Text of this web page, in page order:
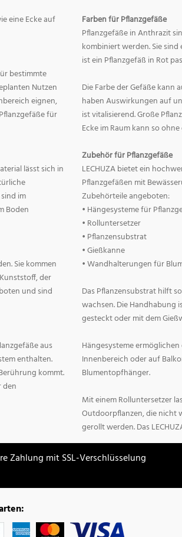
eine Ecke auf
bestimmte
Nutzen
eignen,
für
lässt sich in
im
Boden
Sie kommen
der
und sind
aus
enthalten.
kommt.
den
Farben für Pflanzgefäße
Pflanzgefäße in Anthrazit
kombiniert werden. Sie
ist ein Pflanzgefäß in Rot
Die Farbe der Gefäße kann
haben Auswirkungen auf
ist vitalisierend. Große
Ecke im Raum kann so
Zubehör für Pflanzgefäße
LECHUZA bietet ein
Pflanzgefäßen mit
Zubehörteile angeboten:
• Hängesysteme für
• Rolluntersetzer
• Pflanzensubstrat
• Gießkanne
• Wandhalterungen für
Das Pflanzensubstrat hilft
wachsen. Die Handhabung
gesteckt oder mit dem
Hängesysteme
Innenbereich oder auf
Blumentopfhänger.
Mit einem Rolluntersetzer
Outdoorpflanzen, die nicht
gerollt werden. Das
Zahlung mit SSL-Verschlüsselung